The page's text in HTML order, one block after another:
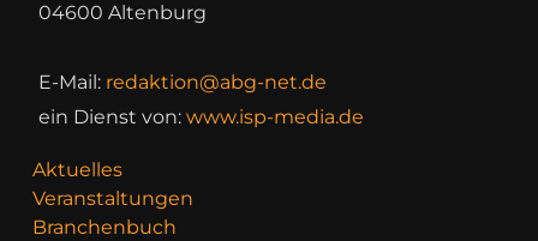
04600 Altenburg
E-Mail: redaktion@abg-net.de
ein Dienst von: www.isp-media.de
Aktuelles
Veranstaltungen
Branchenbuch